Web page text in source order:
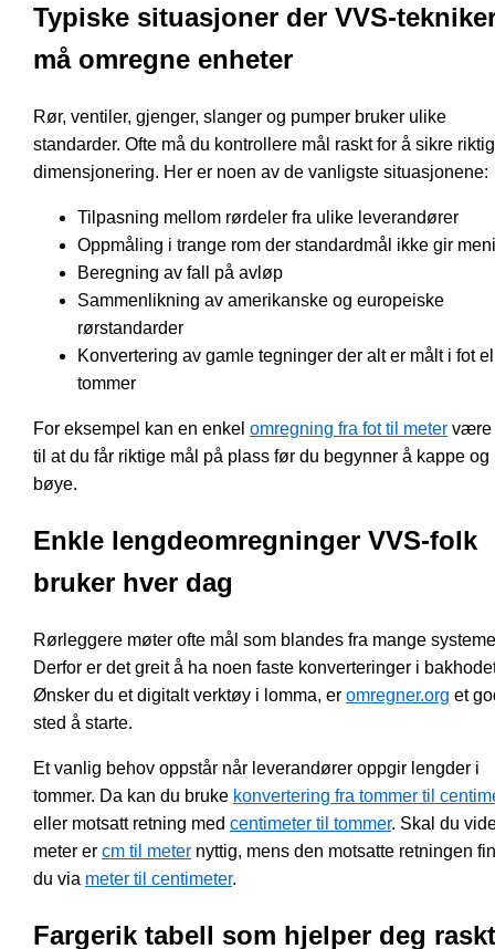
Typiske situasjoner der VVS-
må omregne enheter
Rør, ventiler, gjenger, slanger og pumper bruker ulike
standarder. Ofte må du kontrollere mål raskt for å sikre riktig
dimensjonering. Her er noen av de vanligste situasjonene:
Tilpasning mellom rørdeler fra ulike leverandører
Oppmåling i trange rom der standardmål ikke gir
Beregning av fall på avløp
Sammenlikning av amerikanske og europeiske
rørstandarder
Konvertering av gamle tegninger der alt er målt i fot
tommer
For eksempel kan en enkel omregning fra fot til meter være
til at du får riktige mål på plass før du begynner å kappe og
bøye.
Enkle lengdeomregninger VVS-folk
bruker hver dag
Rørleggere møter ofte mål som blandes fra mange
Derfor er det greit å ha noen faste konverteringer i
Ønsker du et digitalt verktøy i lomma, er omregner.org et
sted å starte.
Et vanlig behov oppstår når leverandører oppgir lengder i
tommer. Da kan du bruke konvertering fra tommer til
eller motsatt retning med centimeter til tommer. Skal du
meter er cm til meter nyttig, mens den motsatte retningen
du via meter til centimeter.
Fargerik tabell som hjelper deg raskt